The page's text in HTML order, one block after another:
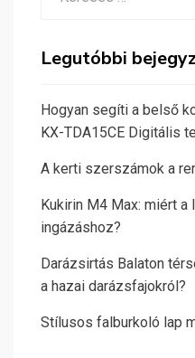
Legutóbbi
Hogyan segíti a belső
KX-TDA15CE Digitális
A kerti szerszámok a
Kukirin M4 Max: miért
ingázáshoz?
Darázsirtás Balaton
a hazai darázsfajokról?
Stílusos falburkoló lap